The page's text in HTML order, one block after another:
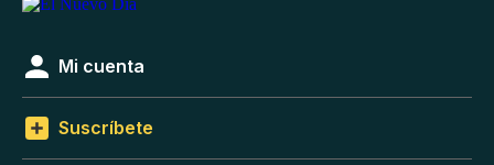
Mi cuenta
Suscríbete